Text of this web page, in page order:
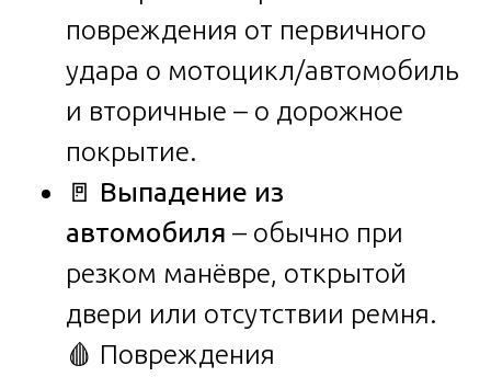
повреждения от первичного
удара о мотоцикл/автомобиль
и вторичные – о дорожное
покрытие.
🚪 Выпадение из
автомобиля – обычно при
резком манёвре, открытой
двери или отсутствии ремня.
🩸 Повреждения